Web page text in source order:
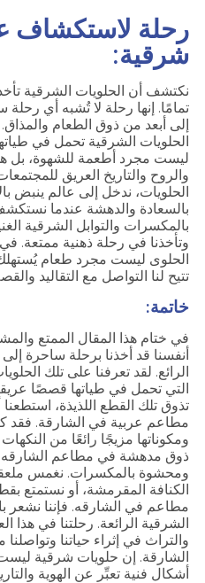
رحلة لاستكشاف
شرقية:
نكتشف أن الحلويات الشرقية
تمامًا. إنها رحلة لا تُشبه أي رحلة
إلى أبعد من ذوق الطعام
الحلويات الشرقية تحمل في طياتها
ليست مجرد أطعمة للشهوة، بل
والروح والتاريخ العريق
الحلويات، ندخل إلى عالم ينبض
بالسعادة والدهشة عندما
بالمكسرات والتوابل الشرقية
وتأخذنا في رحلة ذهنية ممتعة. في
الحلوى ليست مجرد طعام
تتيح لنا التواصل مع التقاليد
خاتمة:
في ختام هذا المقال الممتع
أنفسنا قد أخذنا برحلة ساحرة
الرائع. لقد تعرفنا على تلك
التي تحمل في طياتها قصصًا عريقة
تذوق تلك القطع اللذيذة،
مطاعم عربية في الشارقة. فقد
ومكوناتها مزيجًا رائعًا من
ذوق مدهشة في مطاعم الشارقه.
ومحشوة بالمكسرات. نغمس
الكنافة المقرمشة، أو نستمتع
مطاعم في الشارقه. فإننا نشعر
الشرقية الرائعة. رحلتنا في هذا
والتراث في إثراء حياتنا
الشارقة. إن حلويات شرقية
أشكال فنية تعبِّر عن الهوية